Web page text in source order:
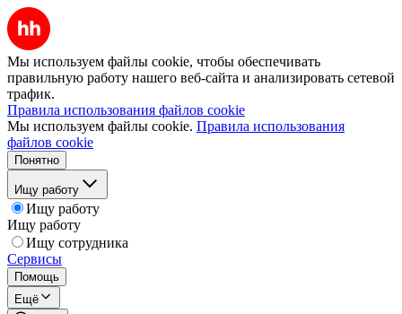
Мы используем файлы cookie, чтобы обеспечивать
правильную работу нашего веб-сайта и анализировать сетевой
трафик.
Правила использования файлов cookie
Мы используем файлы cookie. Правила использования
файлов cookie
Понятно
Ищу работу
Ищу работу
Ищу работу
Ищу сотрудника
Сервисы
Помощь
Ещё